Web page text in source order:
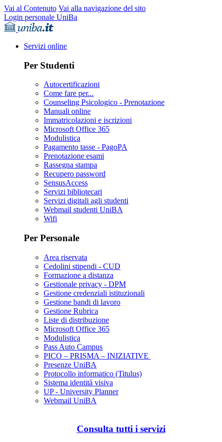
Vai al Contenuto Vai alla navigazione del sito
Login personale UniBa
Servizi online
Per Studenti
Autocertificazioni
Come fare per...
Counseling Psicologico - Prenotazione
Manuali online
Immatricolazioni e iscrizioni
Microsoft Office 365
Modulistica
Pagamento tasse - PagoPA
Prenotazione esami
Rassegna stampa
Recupero password
SensusAccess
Servizi bibliotecari
Servizi digitali agli studenti
Webmail studenti UniBA
Wifi
Per Personale
Area riservata
Cedolini stipendi - CUD
Formazione a distanza
Gestionale privacy - DPM
Gestione credenziali istituzionali
Gestione bandi di lavoro
Gestione Rubrica
Liste di distribuzione
Microsoft Office 365
Modulistica
Pass Auto Campus
PICO – PRISMA – INIZIATIVE
Presenze UniBA
Protocollo informatico (Titulus)
Sistema identità visiva
UP - University Planner
Webmail UniBA
Consulta tutti i servizi